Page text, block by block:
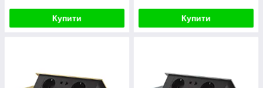
Купити Купити